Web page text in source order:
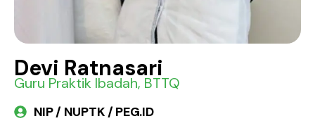
Devi Ratnasari
Guru Praktik Ibadah, BTTQ
NIP / NUPTK / PEG.ID